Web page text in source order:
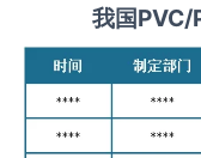
我国PVC/